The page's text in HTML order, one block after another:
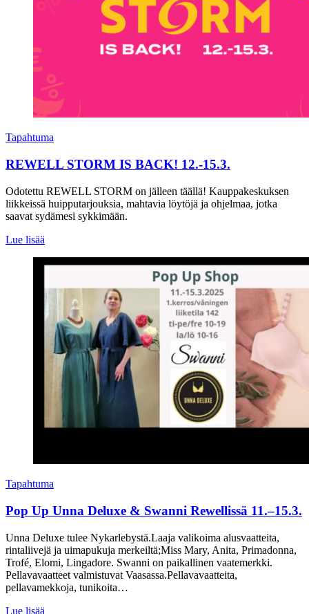
Tapahtuma
REWELL STORM IS BACK! 12.-15.3.
Odotettu REWELL STORM on jälleen täällä! Kauppakeskuksen
liikkeissä huipputarjouksia, mahtavia löytöjä ja ohjelmaa, jotka
saavat sydämesi sykkimään.
Lue lisää
Tapahtuma
Pop Up Unna Deluxe & Swanni Rewellissä 11.–15.3.
Unna Deluxe tulee Nykarlebystä.Laaja valikoima alusvaatteita,
rintaliivejä ja uimapukuja merkeiltä;Miss Mary, Anita, Primadonna,
Trofé, Elomi, Lingadore. Swanni on paikallinen vaatemerkki.
Pellavavaatteet valmistuvat Vaasassa.Pellavavaatteita,
pellavamekkoja, tunikoita…
Lue lisää